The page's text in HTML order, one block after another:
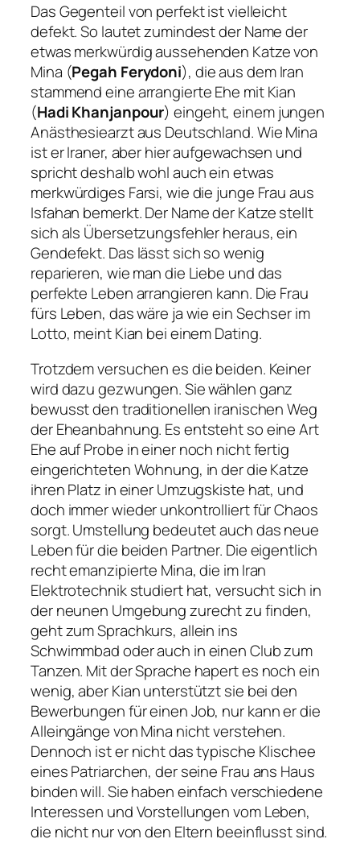
Das Gegenteil von perfekt ist vielleicht
defekt. So lautet zumindest der Name der
etwas merkwürdig aussehenden Katze von
Mina (Pegah Ferydoni), die aus dem Iran
stammend eine arrangierte Ehe mit Kian
(Hadi Khanjanpour) eingeht, einem jungen
Anästhesiearzt aus Deutschland. Wie Mina
ist er Iraner, aber hier aufgewachsen und
spricht deshalb wohl auch ein etwas
merkwürdiges Farsi, wie die junge Frau aus
Isfahan bemerkt. Der Name der Katze stellt
sich als Übersetzungsfehler heraus, ein
Gendefekt. Das lässt sich so wenig
reparieren, wie man die Liebe und das
perfekte Leben arrangieren kann. Die Frau
fürs Leben, das wäre ja wie ein Sechser im
Lotto, meint Kian bei einem Dating.
Trotzdem versuchen es die beiden. Keiner
wird dazu gezwungen. Sie wählen ganz
bewusst den traditionellen iranischen Weg
der Eheanbahnung. Es entsteht so eine Art
Ehe auf Probe in einer noch nicht fertig
eingerichteten Wohnung, in der die Katze
ihren Platz in einer Umzugskiste hat, und
doch immer wieder unkontrolliert für Chaos
sorgt. Umstellung bedeutet auch das neue
Leben für die beiden Partner. Die eigentlich
recht emanzipierte Mina, die im Iran
Elektrotechnik studiert hat, versucht sich in
der neunen Umgebung zurecht zu finden,
geht zum Sprachkurs, allein ins
Schwimmbad oder auch in einen Club zum
Tanzen. Mit der Sprache hapert es noch ein
wenig, aber Kian unterstützt sie bei den
Bewerbungen für einen Job, nur kann er die
Alleingänge von Mina nicht verstehen.
Dennoch ist er nicht das typische Klischee
eines Patriarchen, der seine Frau ans Haus
binden will. Sie haben einfach verschiedene
Interessen und Vorstellungen vom Leben,
die nicht nur von den Eltern beeinflusst sind.